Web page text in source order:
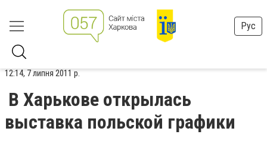
Рус
12:14, 7 липня 2011 р.
В Харькове открылась
выставка польской графики